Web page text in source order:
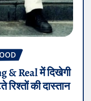
& Real में दिखेगी
की दास्तान